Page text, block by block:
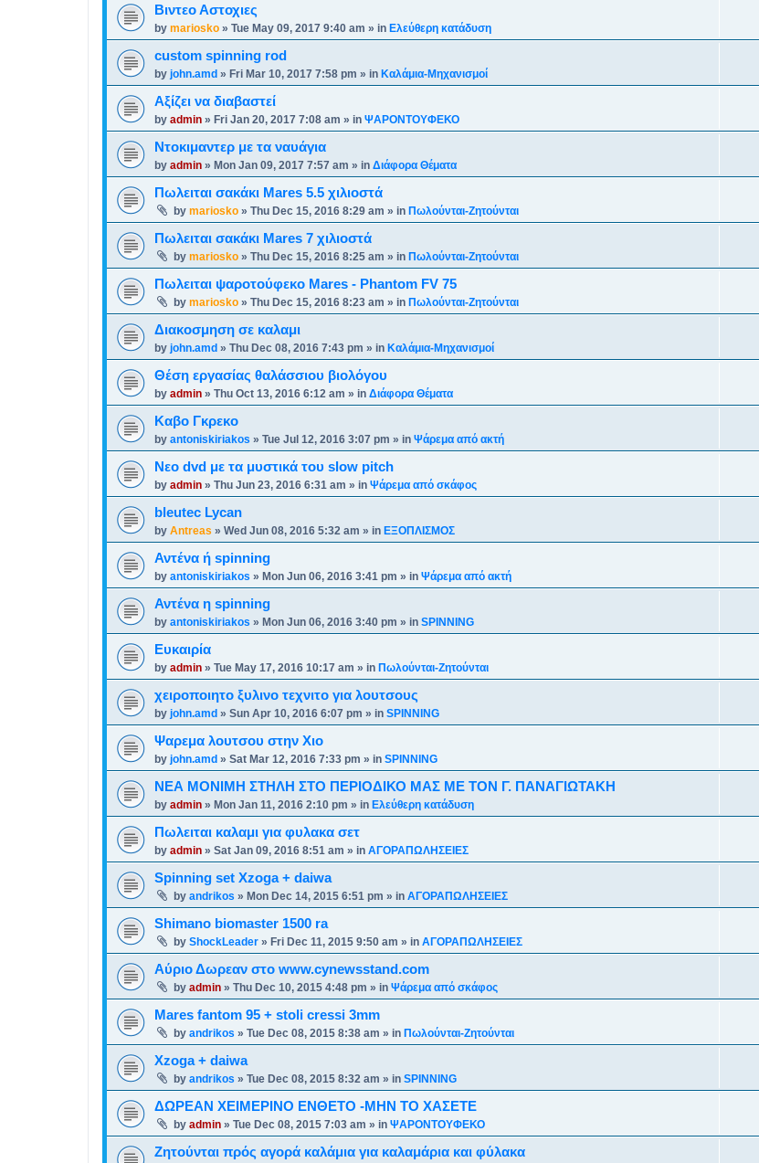
Βιντεο Αστοχιες
by mariosko » Tue May 09, 2017 9:40 am » in Ελεύθερη κατάδυση
custom spinning rod
by john.amd » Fri Mar 10, 2017 7:58 pm » in Καλάμια-Mηχανισμoί
Αξίζει να διαβαστεί
by admin » Fri Jan 20, 2017 7:08 am » in ΨΑΡΟΝΤΟΥΦΕΚΟ
Ντοκιμαντερ με τα ναυάγια
by admin » Mon Jan 09, 2017 7:57 am » in Διάφορα Θέματα
Πωλειται σακάκι Mares 5.5 χιλιοστά
by mariosko » Thu Dec 15, 2016 8:29 am » in Πωλούνται-Ζητούνται
Πωλειται σακάκι Mares 7 χιλιοστά
by mariosko » Thu Dec 15, 2016 8:25 am » in Πωλούνται-Ζητούνται
Πωλειται ψαροτούφεκο Mares - Phantom FV 75
by mariosko » Thu Dec 15, 2016 8:23 am » in Πωλούνται-Ζητούνται
Διακοσμηση σε καλαμι
by john.amd » Thu Dec 08, 2016 7:43 pm » in Καλάμια-Mηχανισμoί
Θέση εργασίας θαλάσσιου βιολόγου
by admin » Thu Oct 13, 2016 6:12 am » in Διάφορα Θέματα
Καβο Γκρεκο
by antoniskiriakos » Tue Jul 12, 2016 3:07 pm » in Ψάρεμα από ακτή
Νεο dvd με τα μυστικά του slow pitch
by admin » Thu Jun 23, 2016 6:31 am » in Ψάρεμα από σκάφος
bleutec Lycan
by Antreas » Wed Jun 08, 2016 5:32 am » in ΕΞΟΠΛΙΣΜΟΣ
Αντένα ή spinning
by antoniskiriakos » Mon Jun 06, 2016 3:41 pm » in Ψάρεμα από ακτή
Αντένα η spinning
by antoniskiriakos » Mon Jun 06, 2016 3:40 pm » in SPINNING
Ευκαιρία
by admin » Tue May 17, 2016 10:17 am » in Πωλούνται-Ζητούνται
χειροποιητο ξυλινο τεχνιτο για λουτσους
by john.amd » Sun Apr 10, 2016 6:07 pm » in SPINNING
Ψαρεμα λουτσου στην Χιο
by john.amd » Sat Mar 12, 2016 7:33 pm » in SPINNING
ΝΕΑ ΜΟΝΙΜΗ ΣΤΗΛΗ ΣΤΟ ΠΕΡΙΟΔΙΚΟ ΜΑΣ ΜΕ ΤΟΝ Γ. ΠΑΝΑΓΙΩΤΑΚΗ
by admin » Mon Jan 11, 2016 2:10 pm » in Ελεύθερη κατάδυση
Πωλειται καλαμι για φυλακα σετ
by admin » Sat Jan 09, 2016 8:51 am » in ΑΓΟΡΑΠΩΛΗΣΕΙΕΣ
Spinning set Xzoga + daiwa
by andrikos » Mon Dec 14, 2015 6:51 pm » in ΑΓΟΡΑΠΩΛΗΣΕΙΕΣ
Shimano biomaster 1500 ra
by ShockLeader » Fri Dec 11, 2015 9:50 am » in ΑΓΟΡΑΠΩΛΗΣΕΙΕΣ
Αύριο Δωρεαν στο www.cynewsstand.com
by admin » Thu Dec 10, 2015 4:48 pm » in Ψάρεμα από σκάφος
Mares fantom 95 + stoli cressi 3mm
by andrikos » Tue Dec 08, 2015 8:38 am » in Πωλούνται-Ζητούνται
Xzoga + daiwa
by andrikos » Tue Dec 08, 2015 8:32 am » in SPINNING
ΔΩΡΕΑΝ ΧΕΙΜΕΡΙΝΟ ΕΝΘΕΤΟ -ΜΗΝ ΤΟ ΧΑΣΕΤΕ
by admin » Tue Dec 08, 2015 7:03 am » in ΨΑΡΟΝΤΟΥΦΕΚΟ
Ζητούνται πρός αγορά καλάμια για καλαμάρια και φύλακα